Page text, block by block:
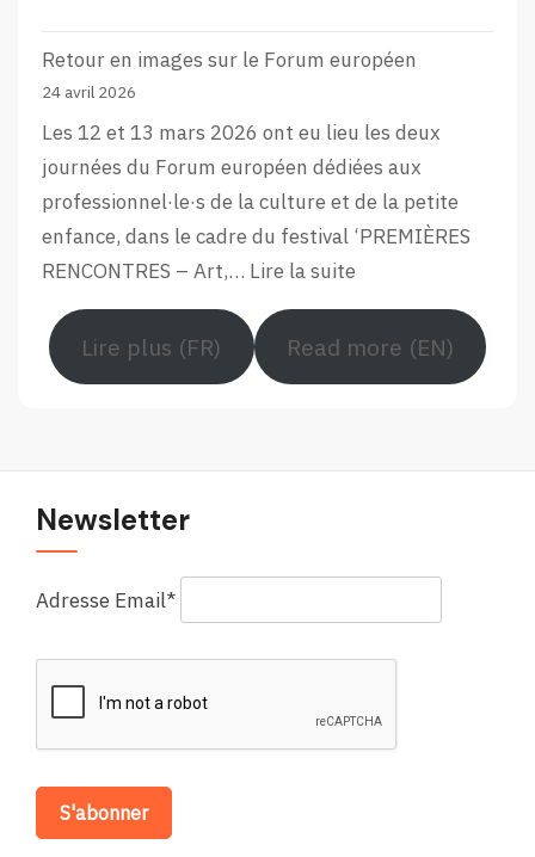
de
12e
édition
Forum
Européen
Retour en images sur le Forum européen
24 avril 2026
Les 12 et 13 mars 2026 ont eu lieu les deux
journées du Forum européen dédiées aux
professionnel·le·s de la culture et de la petite
enfance, dans le cadre du festival ‘PREMIÈRES
RENCONTRES – Art,… Lire la suite
Retour
en
Lire plus (FR) Read more (EN)
Newsletter
Adresse Email*